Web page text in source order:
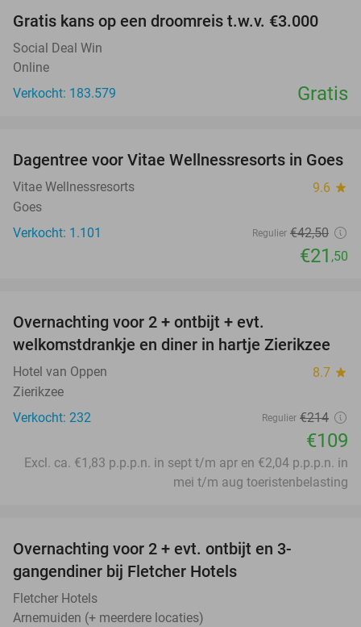
Gratis kans op een droomreis t.w.v. €3.000
Social Deal Win
Online
Verkocht: 183.579
Gratis
49%
Dagentree voor Vitae Wellnessresorts in Goes
Vitae Wellnessresorts 9.6 star
Goes
Verkocht: 1.101
Regulier €42,50
€21 ,50
Overnachting voor 2 + ontbijt + evt.
welkomstdrankje en diner in hartje Zierikzee
Hotel van Oppen 8.7 star
Zierikzee
Verkocht: 232
Regulier €214
€109
Excl. ca. €1,83 p.p.p.n. in sept t/m apr en €2,04 p.p.p.n. in
mei t/m aug toeristenbelasting
Overnachting voor 2 + evt. ontbijt en 3-
gangendiner bij Fletcher Hotels
Fletcher Hotels
Arnemuiden (+ meerdere locaties)